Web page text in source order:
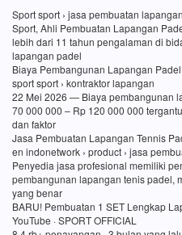
Sport sport › jasa pembuatan
Sport, Ahli Pembuatan Lapangan
lebih dari 11 tahun pengalaman di
lapangan padel
Biaya Pembangunan Lapangan
sport sport › kontraktor lapangan
22 Mei 2026 — Biaya pembangunan
70 000 000 – Rp 120 000 000
dan faktor
Jasa Pembuatan Lapangan Tennis
en indonetwork › product › jasa
Penyedia jasa profesional memiliki
pembangunan lapangan tenis padel,
yang benar
BARU! Pembuatan 1 SET Lengkap
YouTube · SPORT OFFICIAL